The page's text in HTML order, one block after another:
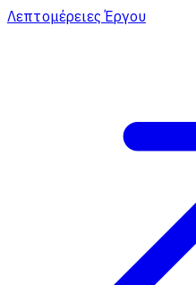
Λεπτομέρειες Έργου